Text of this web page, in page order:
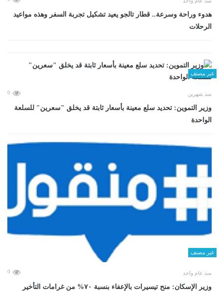
هدوء وراحة وسرعة.. قطار تالجو يعيد تشكيل تجربة السفر وهذه مواعيد
الرحلات
غير مصنف
منذ شهرين 0
وزير التموين: تحديد سلع معينة بأسعار ثابتة قد يخلق "سعرين" للسلعة
الواحدة
غير مصنف
منذ عام واحد 0
وزير الإسكان: منح تيسيرات بالإعفاء بنسبة ٧٠% من غرامات التأخير